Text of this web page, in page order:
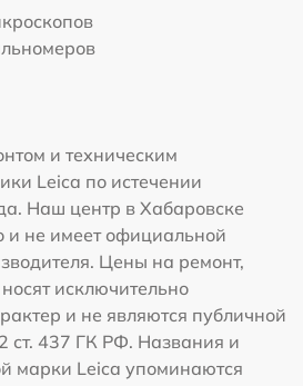
и техническим
Leica по истечении
Наш центр в Хабаровске
и не имеет официальной
Цены на ремонт,
исключительно
и не являются публичной
ст. 437 ГК РФ. Названия и
марки Leica упоминаются